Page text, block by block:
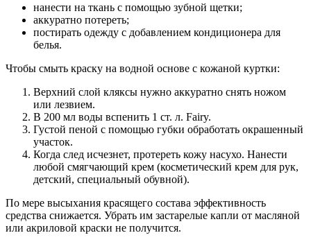
нанести на ткань с помощью зубной щетки;
аккуратно потереть;
постирать одежду с добавлением кондиционера для
белья.
Чтобы смыть краску на водной основе с кожаной куртки:
Верхний слой кляксы нужно аккуратно снять ножом
или лезвием.
В 200 мл воды вспенить 1 ст. л. Fairy.
Густой пеной с помощью губки обработать окрашенный
участок.
Когда след исчезнет, протереть кожу насухо. Нанести
любой смягчающий крем (косметический крем для рук,
детский, специальный обувной).
По мере высыхания красящего состава эффективность
средства снижается. Убрать им застарелые капли от масляной
или акриловой краски не получится.